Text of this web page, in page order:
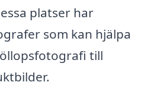
platser har
som kan hjälpa
till